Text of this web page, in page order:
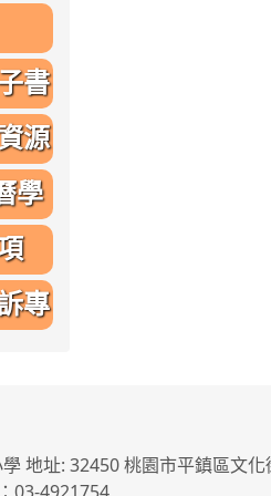
書
源
學
專
地址: 32450 桃園市平鎮區文